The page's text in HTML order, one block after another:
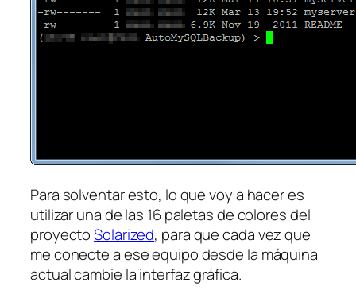
Para solventar esto, lo que voy a hacer es
utilizar una de las 16 paletas de colores del
proyectoSolarized, para que cada vez que
me conecte a ese equipo desde la máquina
actual cambie la interfaz gráfica.